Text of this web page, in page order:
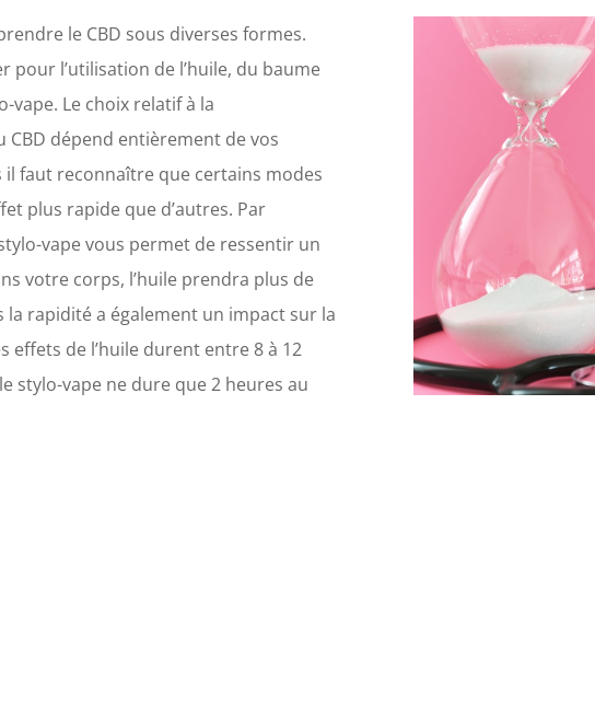
le CBD sous diverses formes.
pour l’utilisation de l’huile, du baume
vape. Le choix relatif à la
CBD dépend entièrement de vos
il faut reconnaître que certains modes
plus rapide que d’autres. Par
vape vous permet de ressentir un
votre corps, l’huile prendra plus de
la rapidité a également un impact sur la
effets de l’huile durent entre 8 à 12
stylo-vape ne dure que 2 heures au